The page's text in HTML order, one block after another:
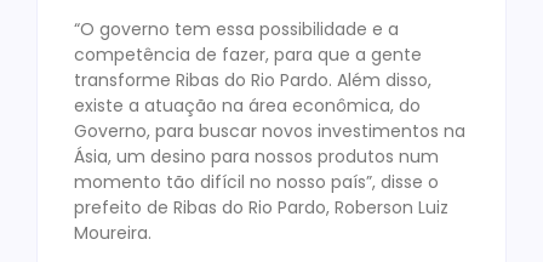
“O governo tem essa possibilidade e a
competência de fazer, para que a gente
transforme Ribas do Rio Pardo. Além disso,
existe a atuação na área econômica, do
Governo, para buscar novos investimentos na
Ásia, um desino para nossos produtos num
momento tão difícil no nosso país”, disse o
prefeito de Ribas do Rio Pardo, Roberson Luiz
Moureira.